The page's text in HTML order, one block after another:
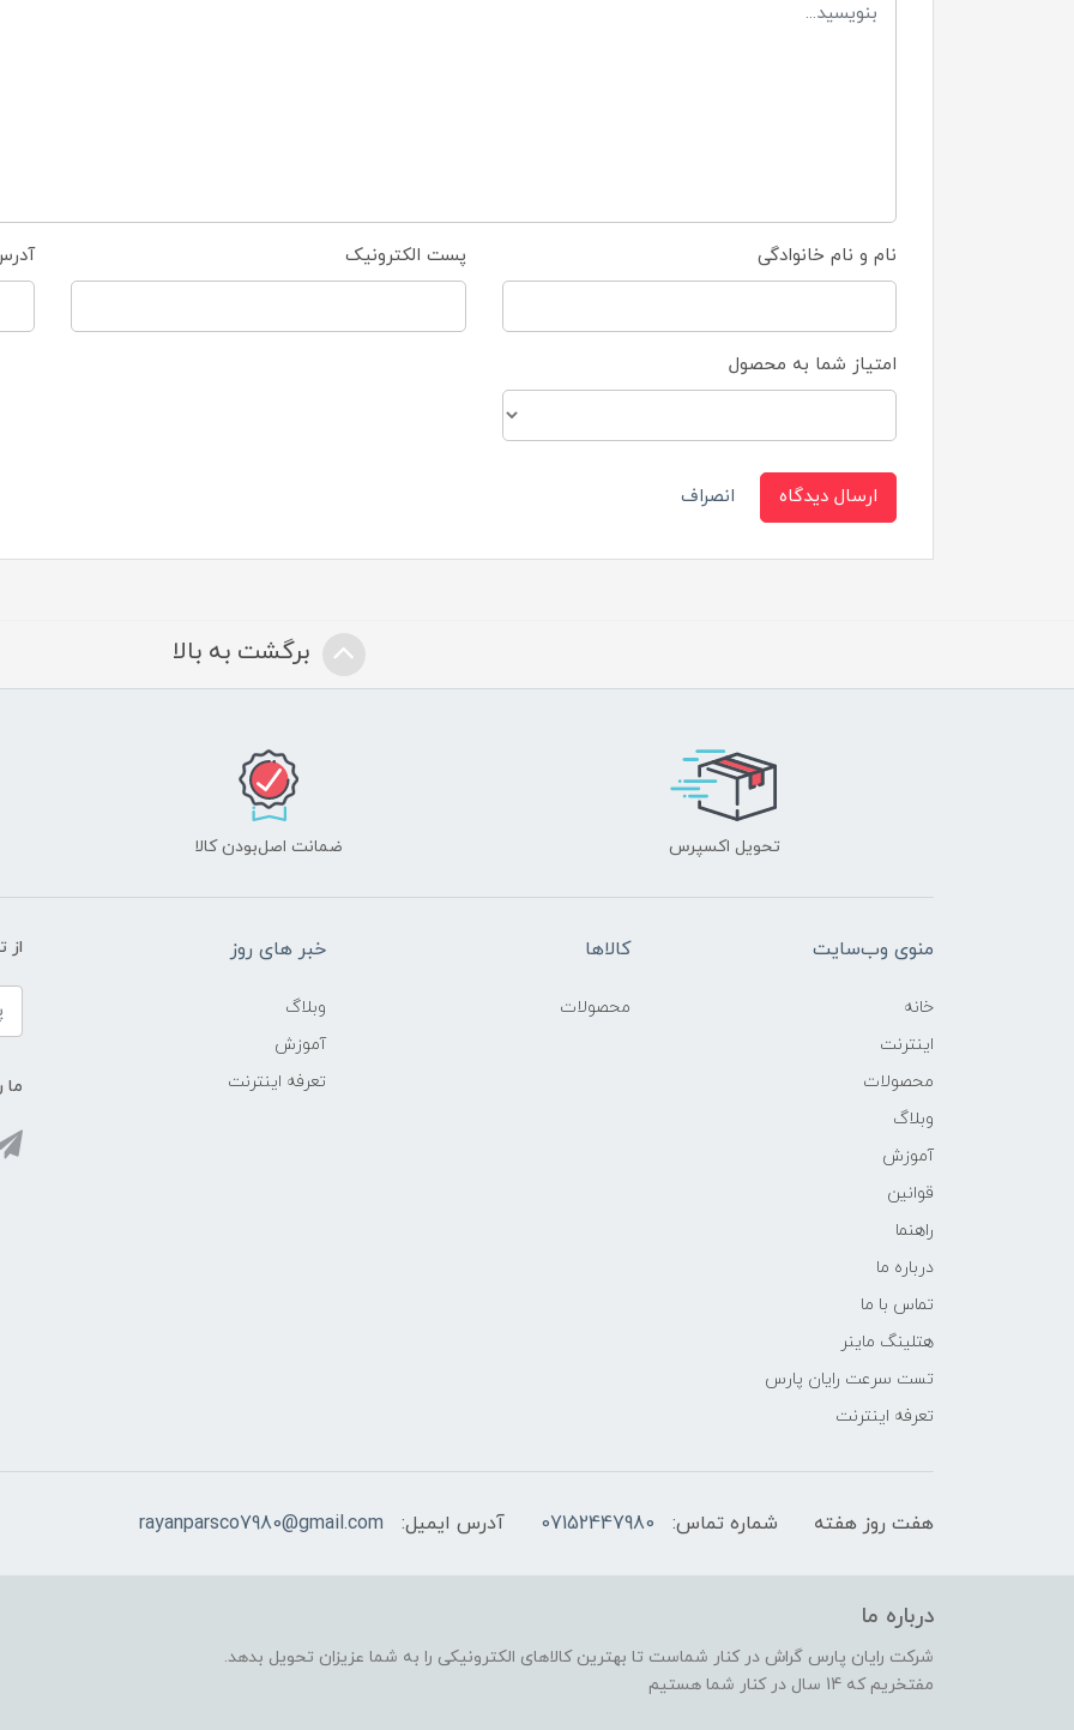
نام و نام خانوادگی پست الکترونیک
امتیاز شما به محصول
ارسال دیدگاه انصراف
برگشت به بالا
تحویل اکسپرس ضمانت اصل‌بودن کالا
منوی وب‌سایت
خانه
اینترنت
محصولات
وبلاگ
آموزش
قوانین
راهنما
درباره ما
تماس با ما
هتلینگ ماینر
تست سرعت رایان پارس
تعرفه اینترنت
کالاها
محصولات
خبر های روز
وبلاگ
آموزش
تعرفه اینترنت
از
ما
هفت روز هفته شماره تماس: 07152447980 آدرس ایمیل: rayanparsco7980@gmail.com
درباره ما
شرکت رایان پارس گراش در کنار شماست تا بهترین کالاهای الکترونیکی را به شما عزیزان تحویل بدهد.
مفتخریم که 14 سال در کنار شما هستیم